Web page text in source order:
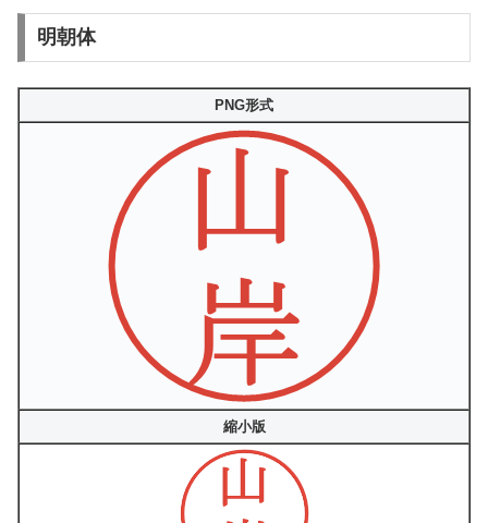
明朝体
PNG形式
縮小版